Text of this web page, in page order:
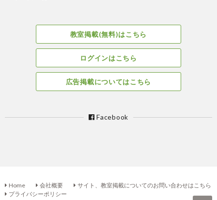
教室掲載(無料)はこちら
ログインはこちら
広告掲載についてはこちら
Facebook
Home 会社概要
サイト、教室掲載についてのお問い合わせはこちら
プライバシーポリシー